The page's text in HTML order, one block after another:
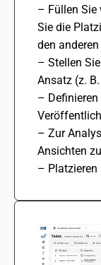
– Füllen Sie
Sie die
den
– Stellen
Ansatz (z.
–
– Zur
Ansichten
– Platzieren